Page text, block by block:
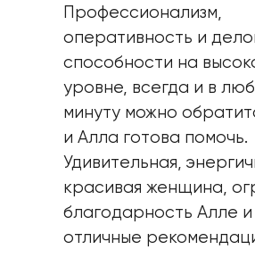
Профессионализм,
оперативность и
способности на
уровне, всегда и в
минуту можно
и Алла готова помочь.
Удивительная,
красивая женщина,
благодарность Алле и
отличные